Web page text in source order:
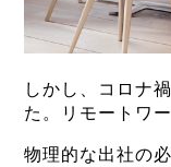
しかし、コロナ
た。リモートワ
物理的な出社の